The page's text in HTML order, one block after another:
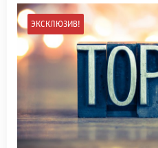
ЭКСКЛЮЗИВ!